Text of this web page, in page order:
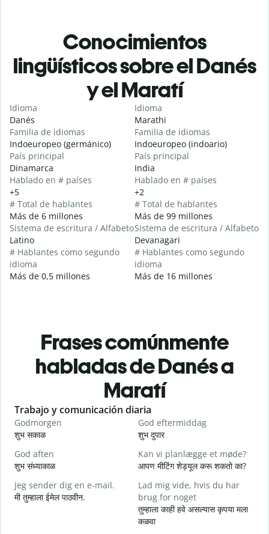
Conocimientos
lingüísticos sobre el Danés
y el Maratí
Idioma
Danés
Familia de idiomas
Indoeuropeo (germánico)
País principal
Dinamarca
Hablado en # países
+5
# Total de hablantes
Más de 6 millones
Sistema de escritura / Alfabeto
Latino
# Hablantes como segundo
idioma
Más de 0,5 millones
Idioma
Marathi
Familia de idiomas
Indoeuropeo (indoario)
País principal
India
Hablado en # países
+2
# Total de hablantes
Más de 99 millones
Sistema de escritura / Alfabeto
Devanagari
# Hablantes como segundo
idioma
Más de 16 millones
Frases comúnmente
habladas de Danés a
Maratí
Slide 1 of 6
Trabajo y comunicación diaria
Godmorgen
शुभ सकाळ
God eftermiddag
शुभ दुपार
God aften
शुभ संध्याकाळ
Kan vi planlægge et møde?
आपण मीटिंग शेड्यूल करू शकतो का?
Jeg sender dig en e-mail.
मी तुम्हाला ईमेल पाठवीन.
Lad mig vide, hvis du har
brug for noget
तुम्हाला काही हवे असल्यास कृपया मला
कळवा